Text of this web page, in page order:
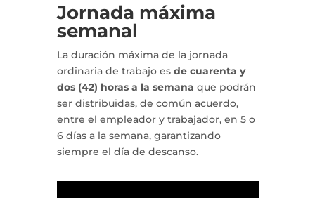
Jornada máxima
semanal
La duración máxima de la jornada
ordinaria de trabajo es de cuarenta y
dos (42) horas a la semana que podrán
ser distribuidas, de común acuerdo,
entre el empleador y trabajador, en 5 o
6 días a la semana, garantizando
siempre el día de descanso.